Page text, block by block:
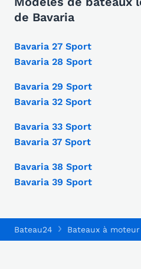
de Bavaria
Bavaria 27 Sport
Bavaria 28 Sport
Bavaria 29 Sport
Bavaria 32 Sport
Bavaria 33 Sport
Bavaria 37 Sport
Bavaria 38 Sport
Bavaria 39 Sport
Bateau24 Bateaux à moteur